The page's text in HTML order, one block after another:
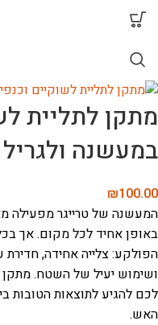
מתקן לתליית
במעשנה ולגריל
₪100.00
המעשנה של טרייגר מפעילה
באופן אחיד לכל מקום.אך
הפולקע: צלייה אחידה,
ושימוש יעיל של השטח.
לכם להגיע לתוצאות הטובות
האש.